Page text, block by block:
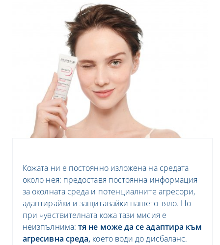
С РАЗБИРАНЕ КЪМ КОЖАТА
Какво е чувствителната кожа и как да разберете
дали вашата е такава?
Медицински Стратегически директор - BIODERMA,
Д-р Мишел Саяг
РЕШЕНИЯ ЗА НУЖДИТЕ НА КОЖАТА
Sensibio Defensive: Активната успокояваща грижа,
която подсилва защитните механизми на кожата
Научен директор – NAOS Орели Гийу
Кожата ни е постоянно изложена на средата
около нея: предоставя постоянна информация
за околната среда и потенциалните агресори,
адаптирайки и защитавайки нашето тяло. Но
при чувствителната кожа тази мисия е
неизпълнима:тя не може да се адаптира към
агресивна среда, което води до дисбаланс.